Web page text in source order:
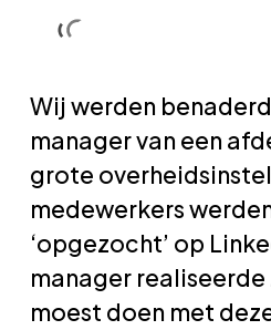
content
Wij werden
manager van een
grote
medewerkers
‘opgezocht’ op
manager
moest doen met